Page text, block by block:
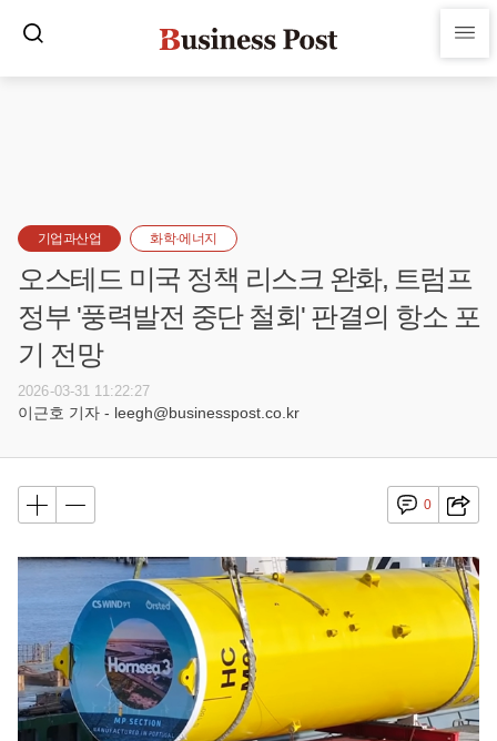
기업과산업 화학·에너지
오스테드 미국 정책 리스크 완화, 트럼프
정부 '풍력발전 중단 철회' 판결의 항소 포
기 전망
2026-03-31 11:22:27
이근호 기자 - leegh@businesspost.co.kr
0